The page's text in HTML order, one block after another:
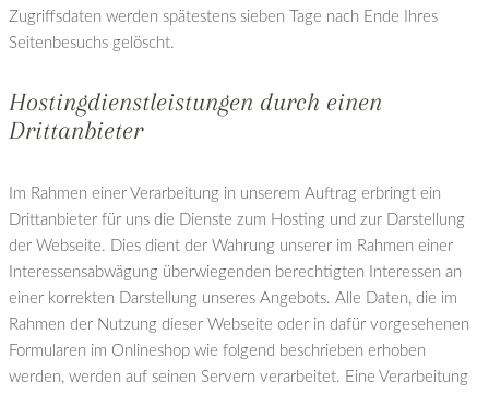
Zugriffsdaten werden spätestens sieben Tage nach Ende Ihres
Seitenbesuchs gelöscht.
Hostingdienstleistungen durch einen
Drittanbieter
Im Rahmen einer Verarbeitung in unserem Auftrag erbringt ein
Drittanbieter für uns die Dienste zum Hosting und zur Darstellung
der Webseite. Dies dient der Wahrung unserer im Rahmen einer
Interessensabwägung überwiegenden berechtigten Interessen an
einer korrekten Darstellung unseres Angebots. Alle Daten, die im
Rahmen der Nutzung dieser Webseite oder in dafür vorgesehenen
Formularen im Onlineshop wie folgend beschrieben erhoben
werden, werden auf seinen Servern verarbeitet. Eine Verarbeitung